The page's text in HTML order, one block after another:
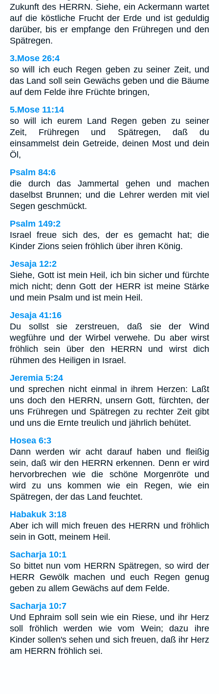
Zukunft des HERRN. Siehe, ein Ackermann wartet
auf die köstliche Frucht der Erde und ist geduldig
darüber, bis er empfange den Frühregen und den
Spätregen.
3.Mose 26:4
so will ich euch Regen geben zu seiner Zeit, und
das Land soll sein Gewächs geben und die Bäume
auf dem Felde ihre Früchte bringen,
5.Mose 11:14
so will ich eurem Land Regen geben zu seiner
Zeit, Frühregen und Spätregen, daß du
einsammelst dein Getreide, deinen Most und dein
Öl,
Psalm 84:6
die durch das Jammertal gehen und machen
daselbst Brunnen; und die Lehrer werden mit viel
Segen geschmückt.
Psalm 149:2
Israel freue sich des, der es gemacht hat; die
Kinder Zions seien fröhlich über ihren König.
Jesaja 12:2
Siehe, Gott ist mein Heil, ich bin sicher und fürchte
mich nicht; denn Gott der HERR ist meine Stärke
und mein Psalm und ist mein Heil.
Jesaja 41:16
Du sollst sie zerstreuen, daß sie der Wind
wegführe und der Wirbel verwehe. Du aber wirst
fröhlich sein über den HERRN und wirst dich
rühmen des Heiligen in Israel.
Jeremia 5:24
und sprechen nicht einmal in ihrem Herzen: Laßt
uns doch den HERRN, unsern Gott, fürchten, der
uns Frühregen und Spätregen zu rechter Zeit gibt
und uns die Ernte treulich und jährlich behütet.
Hosea 6:3
Dann werden wir acht darauf haben und fleißig
sein, daß wir den HERRN erkennen. Denn er wird
hervorbrechen wie die schöne Morgenröte und
wird zu uns kommen wie ein Regen, wie ein
Spätregen, der das Land feuchtet.
Habakuk 3:18
Aber ich will mich freuen des HERRN und fröhlich
sein in Gott, meinem Heil.
Sacharja 10:1
So bittet nun vom HERRN Spätregen, so wird der
HERR Gewölk machen und euch Regen genug
geben zu allem Gewächs auf dem Felde.
Sacharja 10:7
Und Ephraim soll sein wie ein Riese, und ihr Herz
soll fröhlich werden wie vom Wein; dazu ihre
Kinder sollen's sehen und sich freuen, daß ihr Herz
am HERRN fröhlich sei.